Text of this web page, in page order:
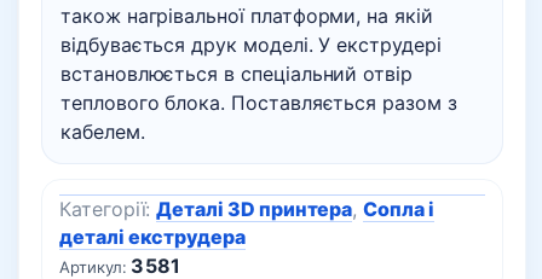
також нагрівальної платформи, на якій
відбувається друк моделі. У екструдері
встановлюється в спеціальний отвір
теплового блока. Поставляється разом з
кабелем.
Артикул: 3581
Категорії:Деталі 3D принтера,Сопла і
деталі екструдера